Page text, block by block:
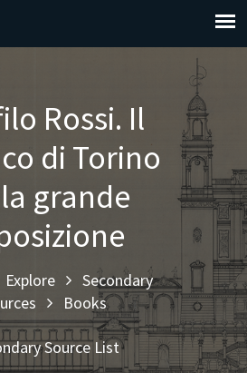
Rossi. Il
di Torino
grande
Explore
Secondary
Books
Source List